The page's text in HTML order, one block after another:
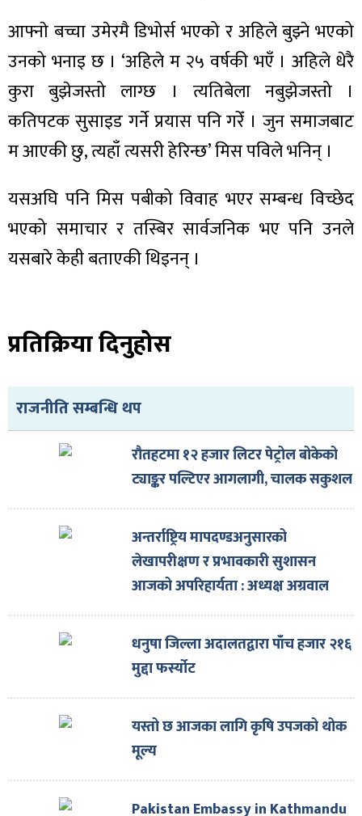
आफ्नाे बच्चा उमेरमै डिभोर्स भएको र अहिले बुझ्ने भएको
उनको भनाइ छ । ‘अहिले म २५ वर्षकी भएँ । अहिले धेरै
कुरा बुझेजस्तो लाग्छ । त्यतिबेला नबुझेजस्तो ।
कतिपटक सुसाइड गर्ने प्रयास पनि गरेँ । जुन समाजबाट
म आएकी छु, त्यहाँ त्यसरी हेरिन्छ’ मिस पविले भनिन् ।
यसअघि पनि मिस पबीको विवाह भएर सम्बन्ध विच्छेद
भएको समाचार र तस्बिर सार्वजनिक भए पनि उनले
यसबारे केही बताएकी थिइनन् ।
प्रतिक्रिया दिनुहोस
राजनीति सम्बन्धि थप
रौतहटमा १२ हजार लिटर पेट्रोल बोकेको
ट्याङ्कर पल्टिएर आगलागी, चालक सकुशल
अन्तर्राष्ट्रिय मापदण्डअनुसारको
लेखापरीक्षण र प्रभावकारी सुशासन
आजको अपरिहार्यता : अध्यक्ष अग्रवाल
धनुषा जिल्ला अदालतद्वारा पाँच हजार २१६
मुद्दा फर्स्योट
यस्तो छ आजका लागि कृषि उपजको थोक
मूल्य
Pakistan Embassy in Kathmandu